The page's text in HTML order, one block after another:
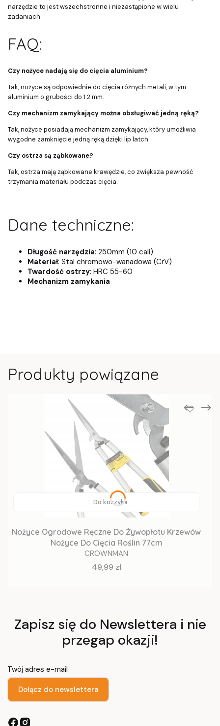
narzędzie to jest wszechstronne i niezastąpione w wielu
zadaniach.
FAQ:
Czy nożyce nadają się do cięcia aluminium?
Tak, nożyce są odpowiednie do cięcia różnych metali, w tym
aluminium o grubości do 1.2 mm.
Czy mechanizm zamykający można obsługiwać jedną ręką?
Tak, nożyce posiadają mechanizm zamykający, który umożliwia
wygodne zamknięcie jedną ręką dzięki lip latch.
Czy ostrza są ząbkowane?
Tak, ostrza mają ząbkowane krawędzie, co zwiększa pewność
trzymania materiału podczas cięcia.
Dane techniczne:
Długość narzędzia: 250mm (10 cali)
Materiał: Stal chromowo-wanadowa (CrV)
Twardość ostrzy: HRC 55-60
Mechanizm zamykania
Produkty powiązane
Do koszyka
Nożyce Ogrodowe Ręczne Do Żywopłotu Krzewów
Nożyce Do Cięcia Roślin 77cm
CROWNMAN
Cena
49,99 zł
Zapisz się do Newslettera i nie
przegap okazji!
Twój adres e-mail
Dołącz do newslettera